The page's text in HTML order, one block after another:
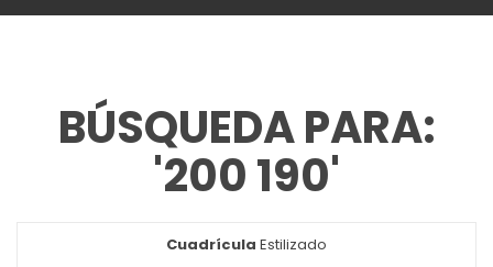
BÚSQUEDA PARA:
'200 190'
Ver
Cuadrícula Estilizado